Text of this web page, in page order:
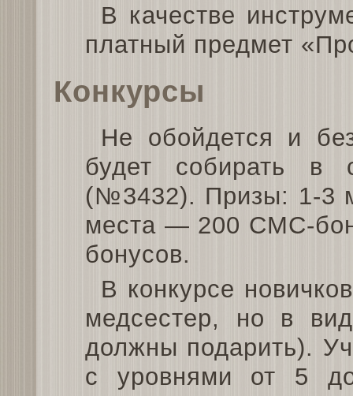
В качестве
платный предмет
Конкурсы
Не обойдется и
будет собирать в
(№3432). Призы: 1-3
места — 200 СМС-
бонусов.
В конкурсе
медсестер, но в
должны подарить).
с уровнями от 5